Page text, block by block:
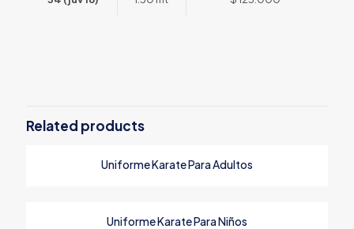
Hapkido Hana Color Gris –
Fabricación Nacional y Tela
Reforzada”
Related products
Uniforme Karate Para Adultos
Uniforme Karate Para Niños